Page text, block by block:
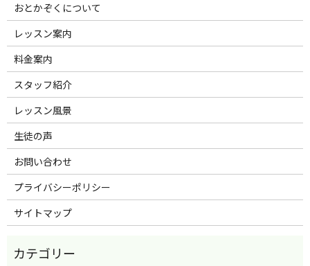
おとかぞくについて
レッスン案内
料金案内
スタッフ紹介
レッスン風景
生徒の声
お問い合わせ
プライバシーポリシー
サイトマップ